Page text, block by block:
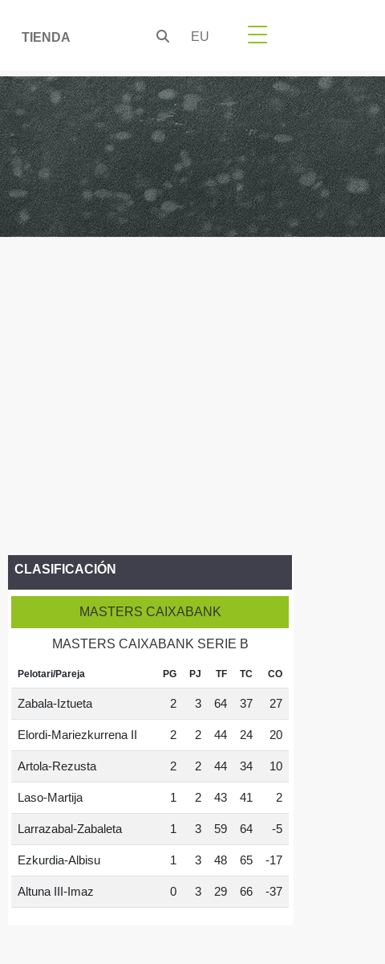
TIENDA EU
CLASIFICACIÓN
MASTERS CAIXABANK
MASTERS CAIXABANK SERIE B
Pelotari/Pareja PG PJ TF TC CO
Zabala-Iztueta 2 3 64 37 27
Elordi-Mariezkurrena II 2 2 44 24 20
Artola-Rezusta 2 2 44 34 10
Laso-Martija 1 2 43 41 2
Larrazabal-Zabaleta 1 3 59 64 -5
Ezkurdia-Albisu 1 3 48 65 -17
Altuna III-Imaz 0 3 29 66 -37